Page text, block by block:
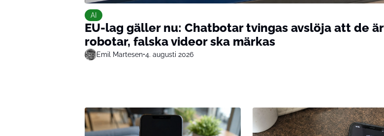
AI
EU-lag gäller nu: Chatbotar tvingas avslöja att de är
robotar, falska videor ska märkas
Emil Martesen•4. augusti 2026